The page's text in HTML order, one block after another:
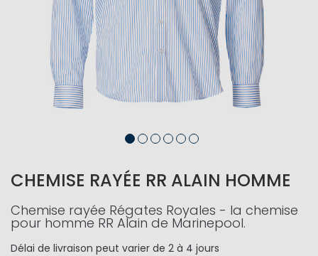
CHEMISE RAYÉE RR ALAIN HOMME
Chemise rayée Régates Royales - la chemise
pour homme RR Alain de Marinepool.
Délai de livraison peut varier de 2 à 4 jours